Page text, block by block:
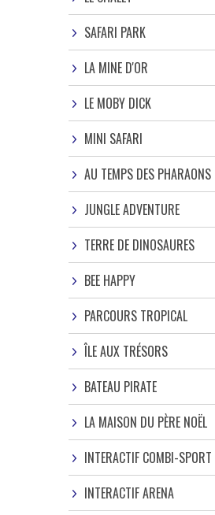
SAFARI PARK
LA MINE D'OR
LE MOBY DICK
MINI SAFARI
AU TEMPS DES PHARAONS
JUNGLE ADVENTURE
TERRE DE DINOSAURES
BEE HAPPY
PARCOURS TROPICAL
ÎLE AUX TRÉSORS
BATEAU PIRATE
LA MAISON DU PÈRE NOËL
INTERACTIF COMBI-SPORT
INTERACTIF ARENA